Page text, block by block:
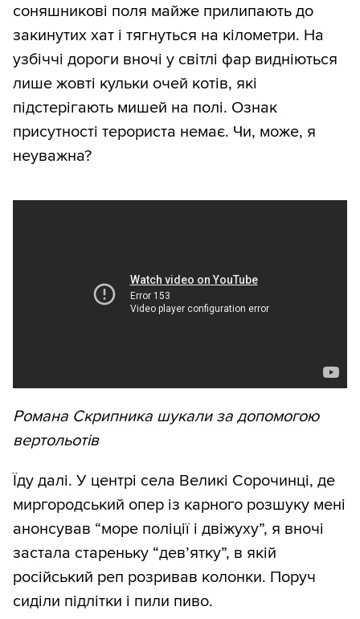
соняшникові поля майже прилипають до
закинутих хат і тягнуться на кілометри. На
узбіччі дороги вночі у світлі фар видніються
лише жовті кульки очей котів, які
підстерігають мишей на полі. Ознак
присутності терориста немає. Чи, може, я
неуважна?
Романа Скрипника шукали за допомогою
вертольотів
Їду далі. У центрі села Великі Сорочинці, де
миргородський опер із карного розшуку мені
анонсував “море поліції і двіжуху”, я вночі
застала стареньку “дев’ятку”, в якій
російський реп розривав колонки. Поруч
сиділи підлітки і пили пиво.